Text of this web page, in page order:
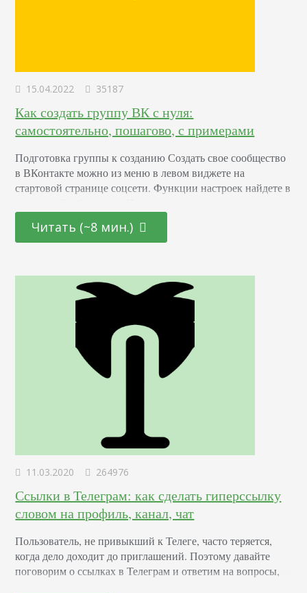
15.04.2022 35187
Как создать группу ВК с нуля:
самостоятельно, пошагово, с примерами
Подготовка группы к созданию Создать свое сообщество
в ВКонтакте можно из меню в левом виджете на
стартовой странице соцсети. Функции настроек найдете в
страницу со всеми пабликами, на которые подписаны или
которыми управляете. Здесь же начинаеся процесс
аватарку,…
Читать (~8 мин.)
11.03.2020 264976
Ссылки в Телеграм: как сделать гиперссылку
словом на профиль, канал, чат
Пользователь, не привыкший к Телеге, часто теряется,
когда дело доходит до приглашений. Поэтому давайте
поговорим о ссылках в Телеграм и ответим на вопросы,